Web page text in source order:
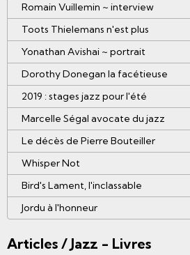
Romain Vuillemin ~ interview
Toots Thielemans n'est plus
Yonathan Avishai ~ portrait
Dorothy Donegan la facétieuse
2019 : stages jazz pour l'été
Marcelle Ségal avocate du jazz
Le décès de Pierre Bouteiller
Whisper Not
Bird's Lament, l'inclassable
Jordu à l'honneur
Articles / Jazz - Livres